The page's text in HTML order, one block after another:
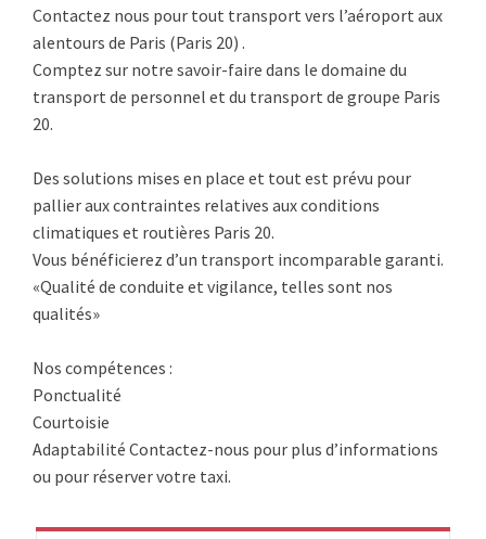
Contactez nous pour tout transport vers l’aéroport aux
alentours de Paris (Paris 20) .
Comptez sur notre savoir-faire dans le domaine du
transport de personnel et du transport de groupe Paris
20.
Des solutions mises en place et tout est prévu pour
pallier aux contraintes relatives aux conditions
climatiques et routières Paris 20.
Vous bénéficierez d’un transport incomparable garanti.
«Qualité de conduite et vigilance, telles sont nos
qualités»
Nos compétences :
Ponctualité
Courtoisie
Adaptabilité Contactez-nous pour plus d’informations
ou pour réserver votre taxi.